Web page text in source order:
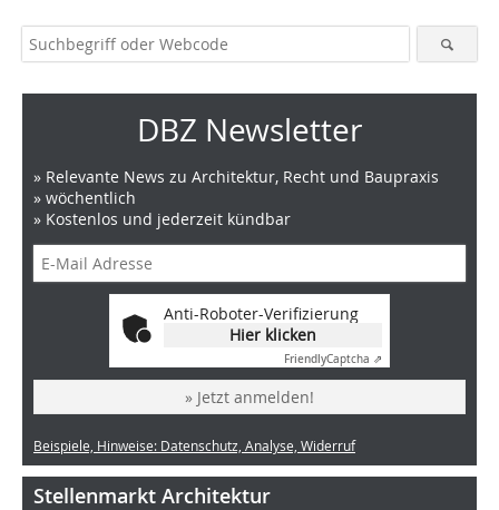
DBZ Newsletter
» Relevante News zu Architektur, Recht und Baupraxis
» wöchentlich
» Kostenlos und jederzeit kündbar
Anti-Roboter-Verifizierung
Hier klicken
FriendlyCaptcha ⇗
» Jetzt anmelden!
Beispiele, Hinweise: Datenschutz, Analyse, Widerruf
Stellenmarkt Architektur